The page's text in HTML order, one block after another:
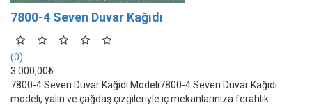
7800-4 Seven Duvar Kağıdı
(0)
3.000,00₺
7800-4 Seven Duvar Kağıdı Modeli7800-4 Seven Duvar Kağıdı
modeli, yalın ve çağdaş çizgileriyle iç mekanlarınıza ferahlık